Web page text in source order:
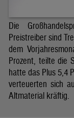
Die
Preistreiber sind
dem
Prozent, teilte die
hatte das Plus 5,4
verteuerten sich
Altmaterial kräftig.